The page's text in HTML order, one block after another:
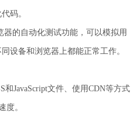
码。
器的自动化测试功能，可以模拟用
设备和浏览器上都能正常工作。
和JavaScript文件、使用CDN等方式
度。